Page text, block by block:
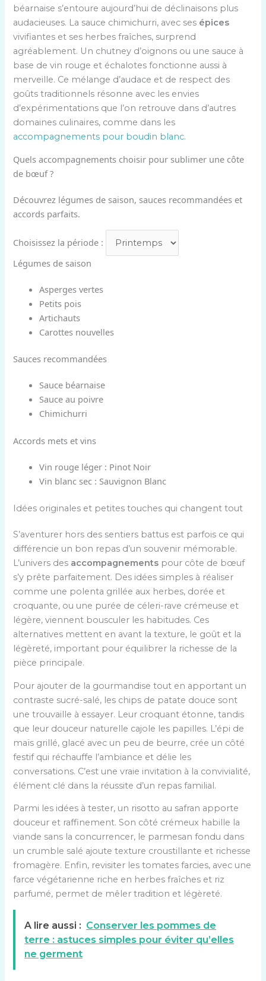
béarnaise s’entoure aujourd’hui de déclinaisons plus
audacieuses. La sauce chimichurri, avec ses épices
vivifiantes et ses herbes fraîches, surprend
agréablement. Un chutney d’oignons ou une sauce à
base de vin rouge et échalotes fonctionne aussi à
merveille. Ce mélange d’audace et de respect des
goûts traditionnels résonne avec les envies
d’expérimentations que l’on retrouve dans d’autres
domaines culinaires, comme dans les
accompagnements pour boudin blanc.
Quels accompagnements choisir pour sublimer une côte
de bœuf ?
Découvrez légumes de saison, sauces recommandées et
accords parfaits.
Choisissez la période :
Légumes de saison
Asperges vertes
Petits pois
Artichauts
Carottes nouvelles
Sauces recommandées
Sauce béarnaise
Sauce au poivre
Chimichurri
Accords mets et vins
Vin rouge léger : Pinot Noir
Vin blanc sec : Sauvignon Blanc
Idées originales et petites touches qui changent tout
S’aventurer hors des sentiers battus est parfois ce qui
différencie un bon repas d’un souvenir mémorable.
L’univers des accompagnements pour côte de bœuf
s’y prête parfaitement. Des idées simples à réaliser
comme une polenta grillée aux herbes, dorée et
croquante, ou une purée de céleri-rave crémeuse et
légère, viennent bousculer les habitudes. Ces
alternatives mettent en avant la texture, le goût et la
légèreté, important pour équilibrer la richesse de la
pièce principale.
Pour ajouter de la gourmandise tout en apportant un
contraste sucré-salé, les chips de patate douce sont
une trouvaille à essayer. Leur croquant étonne, tandis
que leur douceur naturelle cajole les papilles. L’épi de
maïs grillé, glacé avec un peu de beurre, crée un côté
festif qui réchauffe l’ambiance et délie les
conversations. C’est une vraie invitation à la convivialité,
élément clé dans la réussite d’un repas familial.
Parmi les idées à tester, un risotto au safran apporte
douceur et raffinement. Son côté crémeux habille la
viande sans la concurrencer, le parmesan fondu dans
un crumble salé ajoute texture croustillante et richesse
fromagère. Enfin, revisiter les tomates farcies, avec une
farce végétarienne riche en herbes fraîches et riz
parfumé, permet de mêler tradition et légèreté.
A lire aussi : Conserver les pommes de
terre : astuces simples pour éviter qu’elles
ne germent